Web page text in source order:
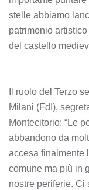
stelle abbiamo
patrimonio
del castello
Il ruolo del Terzo
Milani (FdI),
Montecitorio: “Le
abbandono da
accesa finalmente
comune ma più in
nostre periferie. Ci